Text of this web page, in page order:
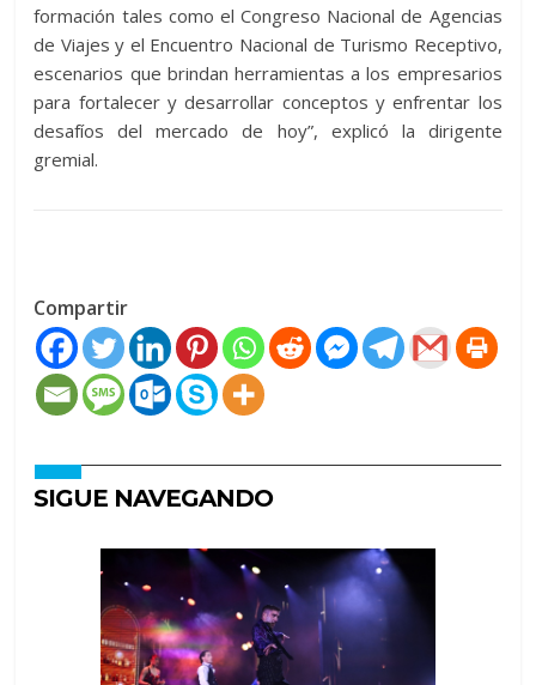
formación tales como el Congreso Nacional de Agencias
de Viajes y el Encuentro Nacional de Turismo Receptivo,
escenarios que brindan herramientas a los empresarios
para fortalecer y desarrollar conceptos y enfrentar los
desafíos del mercado de hoy”, explicó la dirigente
gremial.
Compartir
SIGUE NAVEGANDO